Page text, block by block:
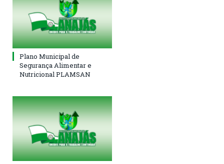
Plano Municipal de
Segurança Alimentar e
Nutricional PLAMSAN